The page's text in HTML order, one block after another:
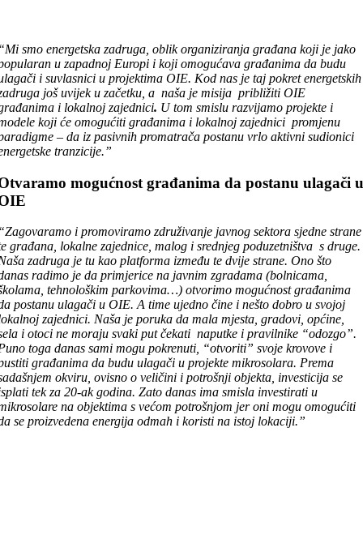
smo energetska zadruga, oblik organiziranja građana koji je jako
u zapadnoj Europi i koji omogućava građanima da budu
i suvlasnici u projektima OIE. Kod nas je taj pokret energetskih
još uvijek u začetku, a naša je misija približiti OIE
i lokalnoj zajednici. U tom smislu razvijamo projekte i
koji će omogućiti građanima i lokalnoj zajednici promjenu
– da iz pasivnih promatrača postanu vrlo aktivni sudionici
tranzicije.”
mogućnost građanima da postanu ulagači
i promoviramo združivanje javnog sektora sjedne strane
građana, lokalne zajednice, malog i srednjeg poduzetništva s druge.
zadruga je tu kao platforma između te dvije strane. Ono što
radimo je da primjerice na javnim zgradama (bolnicama,
tehnološkim parkovima…) otvorimo mogućnost građanima
postanu ulagači u OIE. A time ujedno čine i nešto dobro u svojoj
zajednici. Naša je poruka da mala mjesta, gradovi, općine,
i otoci ne moraju svaki put čekati naputke i pravilnike “odozgo”.
toga danas sami mogu pokrenuti, “otvoriti” svoje krovove i
građanima da budu ulagači u projekte mikrosolara. Prema
okviru, ovisno o veličini i potrošnji objekta, investicija se
tek za 20-ak godina. Zato danas ima smisla investirati u
na objektima s većom potrošnjom jer oni mogu omogućiti
se proizvedena energija odmah i koristi na istoj lokaciji.”